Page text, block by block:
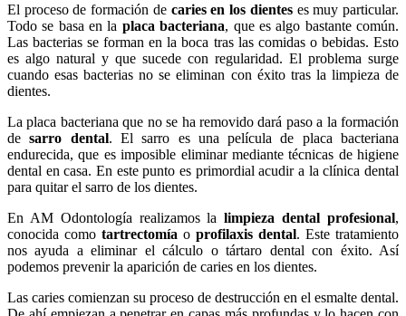
El proceso de formación de caries en los dienteses muy particular.
Todo se basa en la placa bacteriana, que es algo bastante común.
Las bacterias se forman en la boca tras las comidas o bebidas. Esto
es algo natural y que sucede con regularidad. El problema surge
cuando esas bacterias no se eliminan con éxito tras la limpieza de
dientes.
La placa bacteriana que no se ha removido dará paso a la formación
desarro dental. El sarro es una película de placa bacteriana
endurecida, que es imposible eliminar mediante técnicas de higiene
dental en casa. En este punto es primordial acudir a la clínica dental
para quitar el sarro de los dientes.
En AM Odontología realizamos lalimpieza dental profesional,
conocida como tartrectomía o profilaxis dental. Este tratamiento
nos ayuda a eliminar el cálculo o tártaro dental con éxito. Así
podemos prevenir la aparición de caries en los dientes.
Las caries comienzan su proceso de destrucción en el esmalte dental.